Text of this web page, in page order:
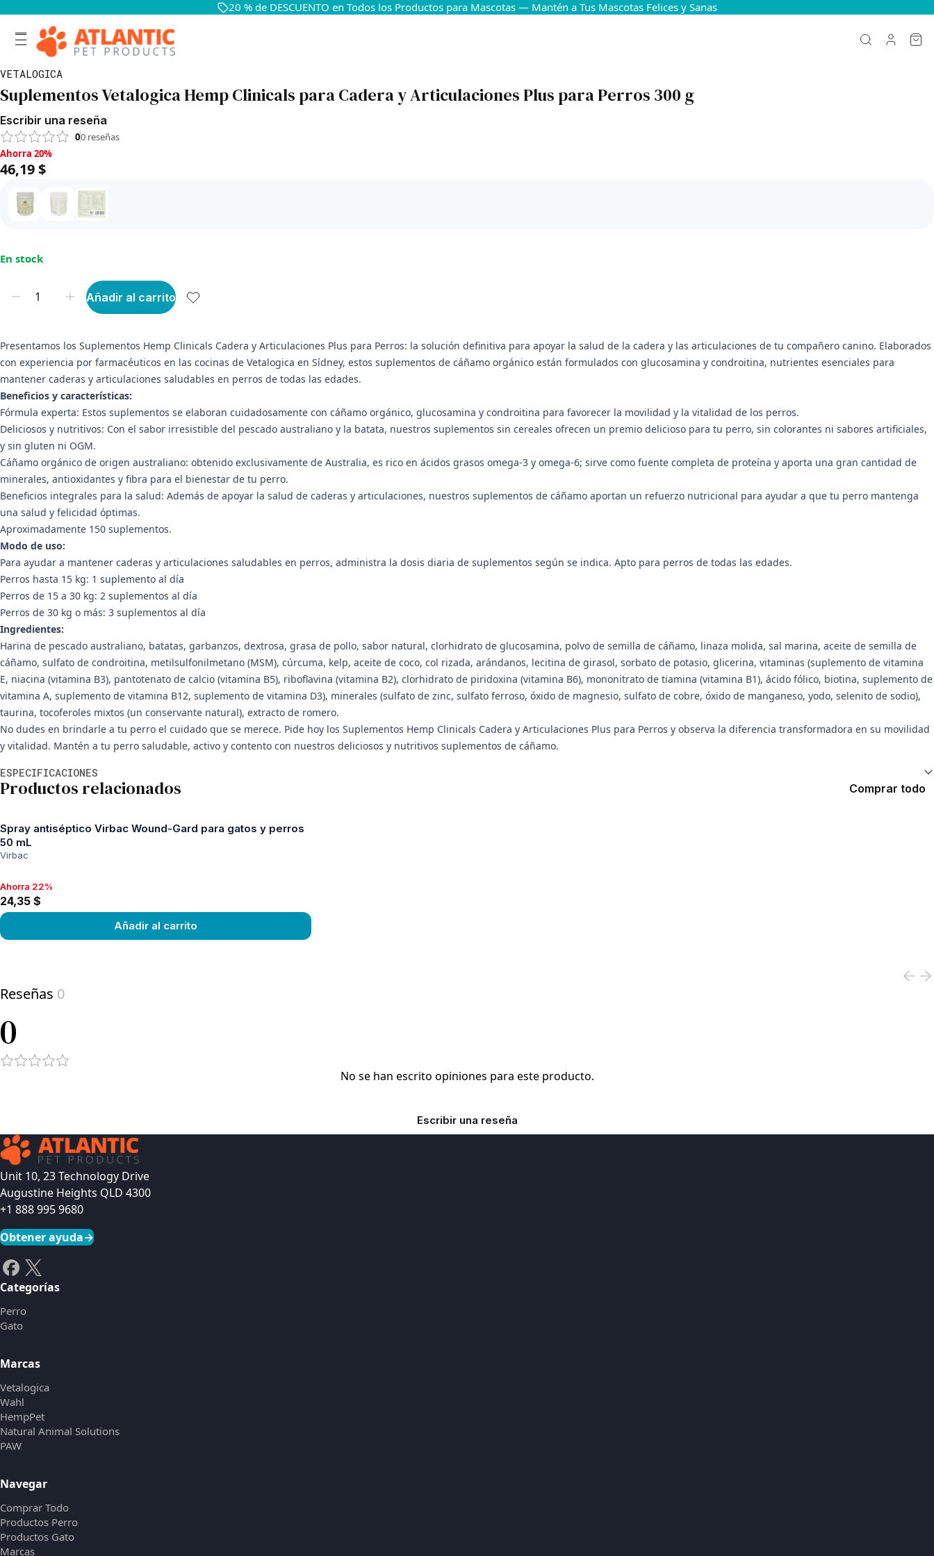
20 % de DESCUENTO en Todos los Productos para Mascotas — Mantén a Tus Mascotas Felices y Sanas
VETALOGICA
Suplementos Vetalogica Hemp Clinicals para Cadera y Articulaciones Plus para Perros 300 g
Escribir una reseña
00 reseñas
Ahorra 20%, 46,19 $
Ahorra 20%
46,19 $
En stock
Añadir al carrito
Presentamos los Suplementos Hemp Clinicals Cadera y Articulaciones Plus para Perros: la solución definitiva para apoyar la salud de la cadera y las articulaciones de tu compañero canino. Elaborados
con experiencia por farmacéuticos en las cocinas de Vetalogica en Sídney, estos suplementos de cáñamo orgánico están formulados con glucosamina y condroitina, nutrientes esenciales para
mantener caderas y articulaciones saludables en perros de todas las edades.
Beneficios y características:
Fórmula experta: Estos suplementos se elaboran cuidadosamente con cáñamo orgánico, glucosamina y condroitina para favorecer la movilidad y la vitalidad de los perros.
Deliciosos y nutritivos: Con el sabor irresistible del pescado australiano y la batata, nuestros suplementos sin cereales ofrecen un premio delicioso para tu perro, sin colorantes ni sabores artificiales,
y sin gluten ni OGM.
Cáñamo orgánico de origen australiano: obtenido exclusivamente de Australia, es rico en ácidos grasos omega-3 y omega-6; sirve como fuente completa de proteína y aporta una gran cantidad de
minerales, antioxidantes y fibra para el bienestar de tu perro.
Beneficios integrales para la salud: Además de apoyar la salud de caderas y articulaciones, nuestros suplementos de cáñamo aportan un refuerzo nutricional para ayudar a que tu perro mantenga
una salud y felicidad óptimas.
Aproximadamente 150 suplementos.
Modo de uso:
Para ayudar a mantener caderas y articulaciones saludables en perros, administra la dosis diaria de suplementos según se indica. Apto para perros de todas las edades.
Perros hasta 15 kg: 1 suplemento al día
Perros de 15 a 30 kg: 2 suplementos al día
Perros de 30 kg o más: 3 suplementos al día
Ingredientes:
Harina de pescado australiano, batatas, garbanzos, dextrosa, grasa de pollo, sabor natural, clorhidrato de glucosamina, polvo de semilla de cáñamo, linaza molida, sal marina, aceite de semilla de
cáñamo, sulfato de condroitina, metilsulfonilmetano (MSM), cúrcuma, kelp, aceite de coco, col rizada, arándanos, lecitina de girasol, sorbato de potasio, glicerina, vitaminas (suplemento de vitamina
E, niacina (vitamina B3), pantotenato de calcio (vitamina B5), riboflavina (vitamina B2), clorhidrato de piridoxina (vitamina B6), mononitrato de tiamina (vitamina B1), ácido fólico, biotina, suplemento de
vitamina A, suplemento de vitamina B12, suplemento de vitamina D3), minerales (sulfato de zinc, sulfato ferroso, óxido de magnesio, sulfato de cobre, óxido de manganeso, yodo, selenito de sodio),
taurina, tocoferoles mixtos (un conservante natural), extracto de romero.
No dudes en brindarle a tu perro el cuidado que se merece. Pide hoy los Suplementos Hemp Clinicals Cadera y Articulaciones Plus para Perros y observa la diferencia transformadora en su movilidad
y vitalidad. Mantén a tu perro saludable, activo y contento con nuestros deliciosos y nutritivos suplementos de cáñamo.
ESPECIFICACIONES
Productos relacionados Comprar todo
Spray antiséptico Virbac Wound-Gard para gatos y perros
50 mL
Virbac
Ahorra 22%, 24,35 $
Ahorra 22%
24,35 $
Añadir al carrito
Reseñas 0
0
No se han escrito opiniones para este producto.
Escribir una reseña
Unit 10, 23 Technology Drive
Augustine Heights QLD 4300
+1 888 995 9680
Obtener ayuda→
Categorías
Perro
Gato
Marcas
Vetalogica
Wahl
HempPet
Natural Animal Solutions
PAW
Navegar
Comprar Todo
Productos Perro
Productos Gato
Marcas